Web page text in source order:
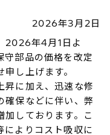
2026年3月2日
2026年4月1日よ
守部品の価格を改定
し上げます。
昇に加え、迅速な修
確保などに伴い、弊
加しております。こ
によりコスト吸収に